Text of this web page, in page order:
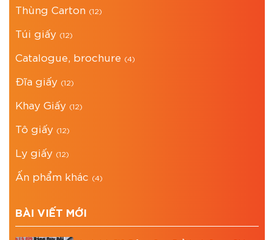
Thùng Carton (12)
Túi giấy (12)
Catalogue, brochure (4)
Đĩa giấy (12)
Khay Giấy (12)
Tô giấy (12)
Ly giấy (12)
Ấn phẩm khác (4)
BÀI VIẾT MỚI